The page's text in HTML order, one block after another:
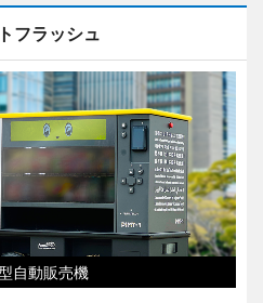
フラッシュ
自動販売機